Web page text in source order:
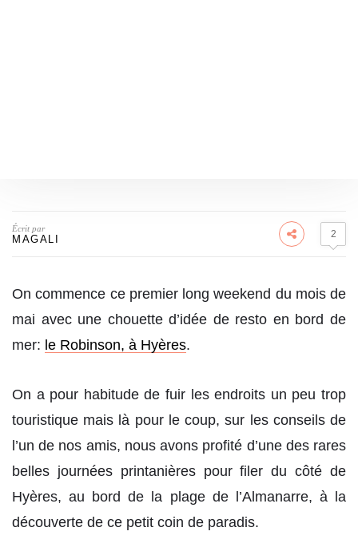
Écrit par
MAGALI 2
On commence ce premier long weekend du mois de
mai avec une chouette d’idée de resto en bord de
mer: le Robinson, à Hyères.
On a pour habitude de fuir les endroits un peu trop
touristique mais là pour le coup, sur les conseils de
l’un de nos amis, nous avons profité d’une des rares
belles journées printanières pour filer du côté de
Hyères, au bord de la plage de l’Almanarre, à la
découverte de ce petit coin de paradis.